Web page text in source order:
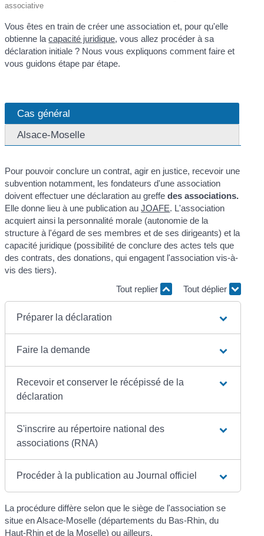
associative
Vous êtes en train de créer une association et, pour qu'elle
obtienne lacapacité juridique, vous allez procéder à sa
déclaration initiale ? Nous vous expliquons comment faire et
vous guidons étape par étape.
Cas général
Alsace-Moselle
Pour pouvoir conclure un contrat, agir en justice, recevoir une
subvention notamment, les fondateurs d'une association
doivent effectuer une déclaration au greffedes associations.
Elle donne lieu à une publication auJOAFE. L'association
acquiert ainsi la personnalité morale (autonomie de la
structure à l'égard de ses membres et de ses dirigeants) et la
capacité juridique (possibilité de conclure des actes tels que
des contrats, des donations, qui engagent l'association vis-à-
vis des tiers).
Tout replier
Tout déplier
Préparer la déclaration
Faire la demande
Recevoir et conserver le récépissé de la
déclaration
S'inscrire au répertoire national des
associations (RNA)
Procéder à la publication au Journal officiel
La procédure diffère selon que le siège de l'association se
situe en Alsace-Moselle (départements du Bas-Rhin, du
Haut-Rhin et de la Moselle) ou ailleurs.